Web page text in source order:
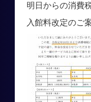
明日からの消費
入館料改定のご